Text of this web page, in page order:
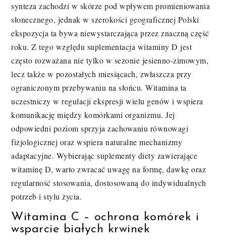
synteza zachodzi w skórze pod wpływem promieniowania
słonecznego, jednak w szerokości geograficznej Polski
ekspozycja ta bywa niewystarczająca przez znaczną część
roku. Z tego względu suplementacja witaminy D jest
często rozważana nie tylko w sezonie jesienno-zimowym,
lecz także w pozostałych miesiącach, zwłaszcza przy
ograniczonym przebywaniu na słońcu. Witamina ta
uczestniczy w regulacji ekspresji wielu genów i wspiera
komunikację między komórkami organizmu. Jej
odpowiedni poziom sprzyja zachowaniu równowagi
fizjologicznej oraz wspiera naturalne mechanizmy
adaptacyjne. Wybierając suplementy diety zawierające
witaminę D, warto zwracać uwagę na formę, dawkę oraz
regularność stosowania, dostosowaną do indywidualnych
potrzeb i stylu życia.
Witamina C – ochrona komórek i
wsparcie białych krwinek